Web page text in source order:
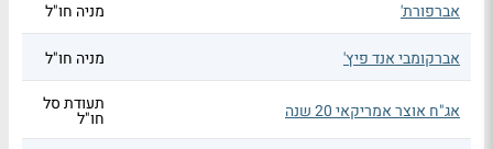
אברפורת' מניה חו"ל
אברקומבי אנד פיץ' מניה חו"ל
אג"ח אוצר אמריקאי 20 שנה תעודת סל
חו"ל